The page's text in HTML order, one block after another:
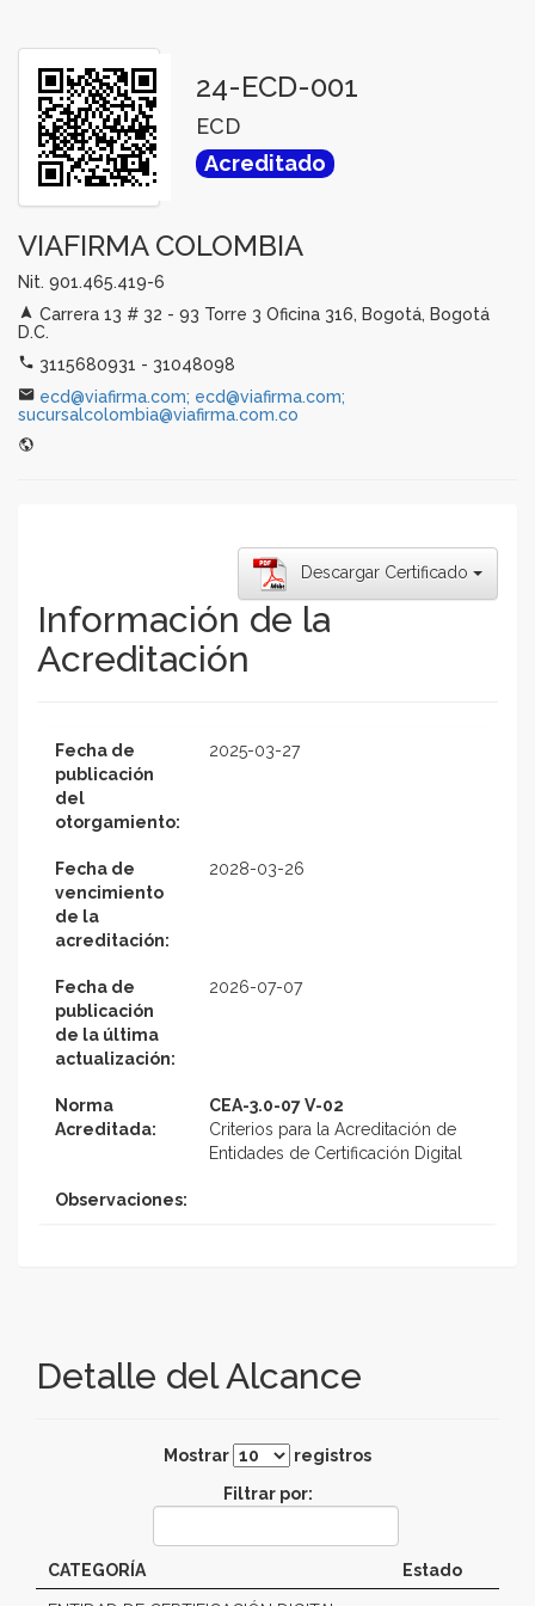
24-ECD-001
ECD
Acreditado
VIAFIRMA COLOMBIA
Nit. 901.465.419-6
Carrera 13 # 32 - 93 Torre 3 Oficina 316, Bogotá, Bogotá
D.C.
3115680931 - 31048098
ecd@viafirma.com; ecd@viafirma.com;
sucursalcolombia@viafirma.com.co
Descargar Certificado
Información de la
Acreditación
Fecha de
publicación
del
otorgamiento:
2025-03-27
Fecha de
vencimiento
de la
acreditación:
2028-03-26
Fecha de
publicación
de la última
actualización:
2026-07-07
Norma
Acreditada:
CEA-3.0-07 V-02
Criterios para la Acreditación de
Entidades de Certificación Digital
Observaciones:
Detalle del Alcance
Mostrar
registros
Filtrar por:
CATEGORÍA Estado